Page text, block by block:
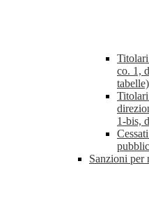
co. 1,
tabelle)
1-bis,
Sanzioni per